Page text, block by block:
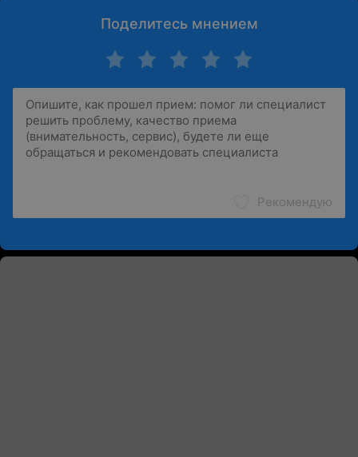
Поделитесь мнением
Рекомендую